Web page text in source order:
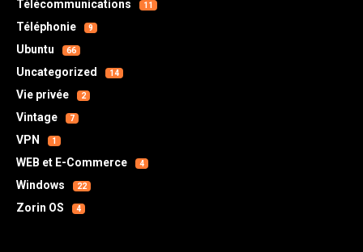
Télécommunications 11
Téléphonie 9
Ubuntu 66
Uncategorized 14
Vie privée 2
Vintage 7
VPN 1
WEB et E-Commerce 4
Windows 22
Zorin OS 4